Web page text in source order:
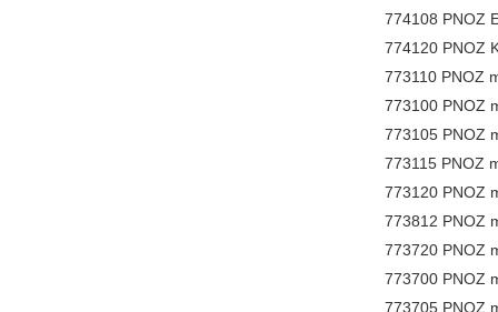
774108 PNOZ
774120 PNOZ
773110 PNOZ
773100 PNOZ
773105 PNOZ
773115 PNOZ
773120 PNOZ
773812 PNOZ
773720 PNOZ
773700 PNOZ
773705